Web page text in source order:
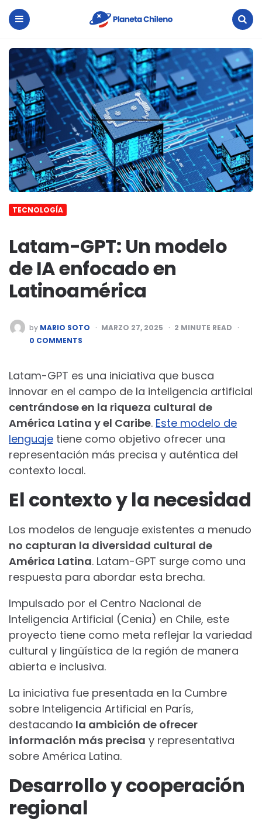
Planeta
Chileno
TECNOLOGÍA
Latam-GPT: Un modelo
de IA enfocado en
Latinoamérica
POSTED
BY
by MARIO SOTO MARZO 27, 2025 2 MINUTE READ
0 COMMENTS
Latam-GPT es una iniciativa que busca
innovar en el campo de la inteligencia artificial
centrándose en la riqueza cultural de
América Latina y el Caribe. Este modelo de
lenguaje tiene como objetivo ofrecer una
representación más precisa y auténtica del
contexto local.
El contexto y la necesidad
Los modelos de lenguaje existentes a menudo
no capturan la diversidad cultural de
América Latina. Latam-GPT surge como una
respuesta para abordar esta brecha.
Impulsado por el Centro Nacional de
Inteligencia Artificial (Cenia) en Chile, este
proyecto tiene como meta reflejar la variedad
cultural y lingüística de la región de manera
abierta e inclusiva.
La iniciativa fue presentada en la Cumbre
sobre Inteligencia Artificial en París,
destacando la ambición de ofrecer
información más precisa y representativa
sobre América Latina.
Desarrollo y cooperación
regional